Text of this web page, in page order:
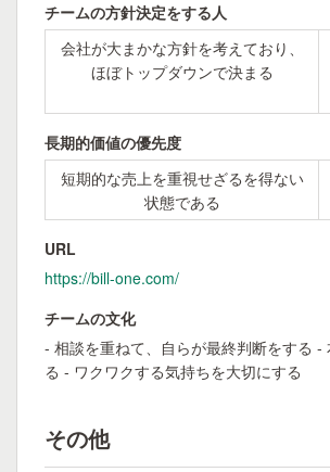
チームの方針決定をする人
会社が大まかな方針を考えており、
ほぼトップダウンで決まる
長期的価値の優先度
短期的な売上を重視せざるを得ない
状態である
URL
https://bill-one.com/
チームの文化
- 相談を重ねて、自らが最終判断をする
る - ワクワクする気持ちを大切にする
その他